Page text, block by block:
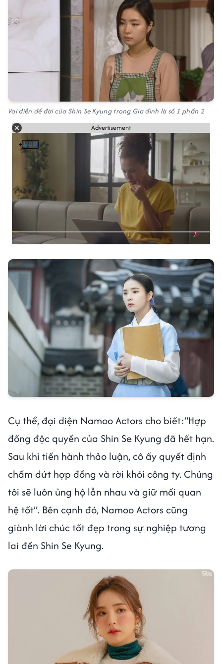
Vai diễn để đời của Shin Se Kyung trong Gia đình là số 1 phần 2
Advertisement
Cụ thể, đại diện Namoo Actors cho biết:“Hợp
đồng độc quyền của Shin Se Kyung đã hết hạn.
Sau khi tiến hành thảo luận, cô ấy quyết định
chấm dứt hợp đồng và rời khỏi công ty. Chúng
tôi sẽ luôn ủng hộ lẫn nhau và giữ mối quan
hệ tốt”. Bên cạnh đó, Namoo Actors cũng
giành lời chúc tốt đẹp trong sự nghiệp tương
lai đến Shin Se Kyung.